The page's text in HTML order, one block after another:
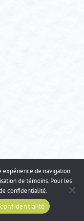
expérience de navigation.
de témoins. Pour les
confidentialité.